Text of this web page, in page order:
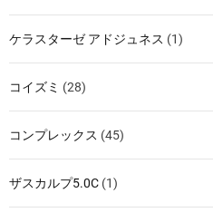
ケラスターゼ アドジュネス (1)
コイズミ (28)
コンプレックス (45)
ザスカルプ5.0C (1)